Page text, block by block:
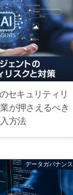
セキュリティリ
が押さえるべき
方法
データガバナンス